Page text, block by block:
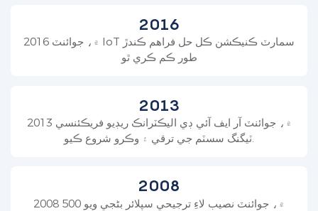
2016
2016 ۾، جوائنٽ IoT سمارٽ ڪنيڪشن ڪل حل فراهم ڪندڙ
طور ڪم ڪري ٿو
2013
2013 ۾، جوائنٽ آر ايف آئي ڊي اليڪٽرانڪ ريڊيو فريڪئنسي
ٽيگنگ سسٽم جي ترقي ۽ وڪرو شروع ڪيو.
2008
2008 ۾، جوائنٽ نصيب لاءِ ترجيحي سپلائر بڻجي ويو 500